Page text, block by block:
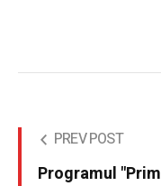
PREV POST
Programul